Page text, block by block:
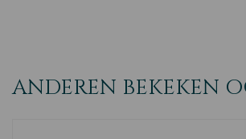
ANDEREN BEKEKEN